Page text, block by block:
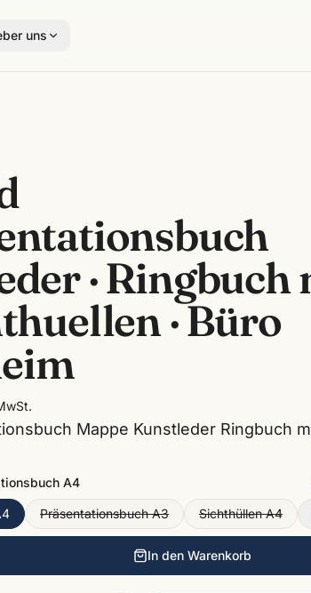
uns
· Ringbuch
· Büro
Mappe Kunstleder Ringbuch
A4
Präsentationsbuch A3 Sichthüllen A4
In den Warenkorb